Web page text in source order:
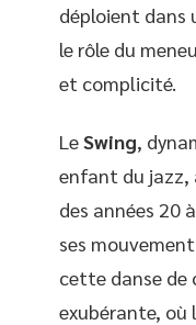
déploient dans
le rôle du
et complicité.
LeSwing,
enfant du jazz,
des années 20
ses
cette danse de
exubérante, où